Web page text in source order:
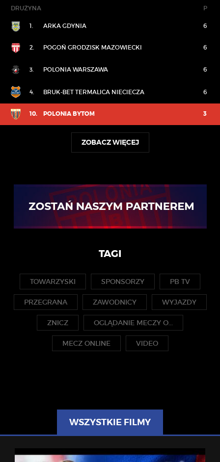
DRUŻYNA P
1. ARKA GDYNIA 6
2. POGOŃ GRODZISK MAZOWIECKI 6
3. POLONIA WARSZAWA 6
4. BRUK-BET TERMALICA NIECIECZA 6
10. POLONIA BYTOM 3
ZOBACZ WIĘCEJ
TAGI
TOWARZYSKI SPONSORZY PB TV
PRZEGRANA ZAWODNICY WYJAZDY
ZNICZ OGLĄDANIE MECZY O...
MECZ ONLINE VIDEO
WSZYSTKIE FILMY